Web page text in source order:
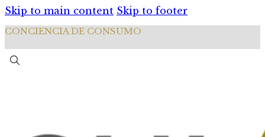
Skip to main content Skip to footer
CONCIENCIA DE CONSUMO